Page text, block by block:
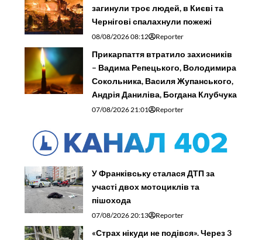
загинули троє людей, в Києві та
Чернігові спалахнули пожежі
08/08/2026 08:12 Reporter
Прикарпаття втратило захисників
– Вадима Репецького, Володимира
Сокольника, Василя Жупанського,
Андрія Даниліва, Богдана Клубчука
07/08/2026 21:01 Reporter
У Франківську сталася ДТП за
участі двох мотоциклів та
пішохода
07/08/2026 20:13 Reporter
«Страх нікуди не подівся». Через 3